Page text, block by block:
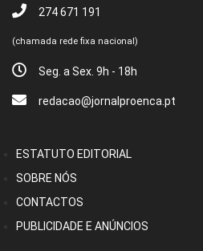
274 671 191
(chamada rede fixa nacional)
Seg. a Sex. 9h - 18h
redacao@jornalproenca.pt
ESTATUTO EDITORIAL
SOBRE NÓS
CONTACTOS
PUBLICIDADE E ANÚNCIOS